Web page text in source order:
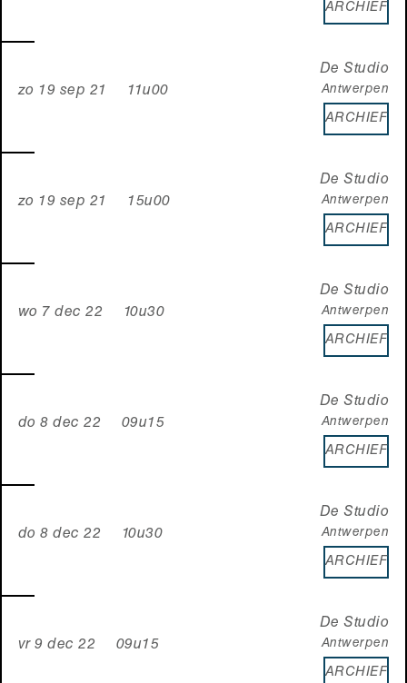
ARCHIEF
zo 19 sep 21 11u00
De Studio
Antwerpen
ARCHIEF
zo 19 sep 21 15u00
De Studio
Antwerpen
ARCHIEF
wo 7 dec 22 10u30
De Studio
Antwerpen
ARCHIEF
do 8 dec 22 09u15
De Studio
Antwerpen
ARCHIEF
do 8 dec 22 10u30
De Studio
Antwerpen
ARCHIEF
vr 9 dec 22 09u15
De Studio
Antwerpen
ARCHIEF